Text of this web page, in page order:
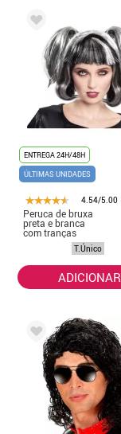
ENTREGA 24H/48H
ÚLTIMAS UNIDADES
4.54/5.00
Peruca de bruxa
preta e branca
com tranças
T.Único
ADICIONAR